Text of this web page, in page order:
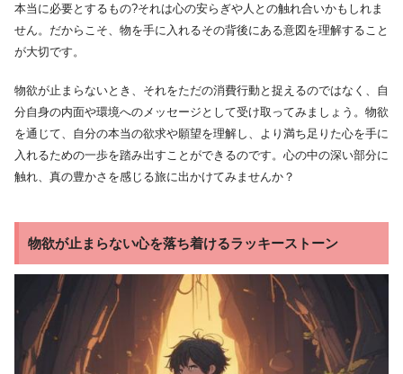
本当に必要とするもの?それは心の安らぎや人との触れ合いかもしれま
せん。だからこそ、物を手に入れるその背後にある意図を理解すること
が大切です。
物欲が止まらないとき、それをただの消費行動と捉えるのではなく、自
分自身の内面や環境へのメッセージとして受け取ってみましょう。物欲
を通じて、自分の本当の欲求や願望を理解し、より満ち足りた心を手に
入れるための一歩を踏み出すことができるのです。心の中の深い部分に
触れ、真の豊かさを感じる旅に出かけてみませんか？
物欲が止まらない心を落ち着けるラッキーストーン